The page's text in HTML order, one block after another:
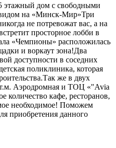
этажный дом с свободными
на «Минск-Мир»Три
не потревожат вас, а на
просторное лобби в
«Чемпионы» расположилась
и воркаут зона!Два
доступности в соседних
поликлиника, которая
же в двух
Аэродромная и ТОЦ «"Avia
количество кафе, ресторанов,
необходимое! Поможем
приобретения данного